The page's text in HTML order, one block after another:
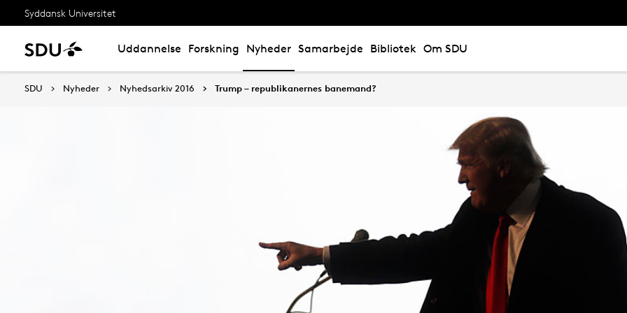
Syddansk Universitet
Uddannelse Forskning Nyheder Samarbejde Bibliotek Om SDU
SDU Nyheder Nyhedsarkiv 2016 Trump – republikanernes banemand?